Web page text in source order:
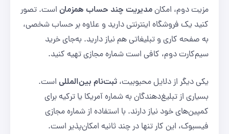
مزیت دوم، امکانمدیریت چند حساب همزمان است. تصور
کنید یک فروشگاه اینترنتی دارید و علاوه بر حساب شخصی،
به صفحه کاری و تبلیغاتی هم نیاز دارید. به‌جای خرید
سیم‌کارت دوم، کافی است شماره مجازی تهیه کنید.
یکی دیگر از دلایل محبوبیت، ثبت‌نام بین‌المللی است.
بسیاری از تبلیغ‌دهندگان به شماره آمریکا یا ترکیه برای
کمپین‌های خود نیاز دارند. با استفاده از شماره مجازی
فیسبوک، این کار تنها در چند ثانیه امکان‌پذیر است.